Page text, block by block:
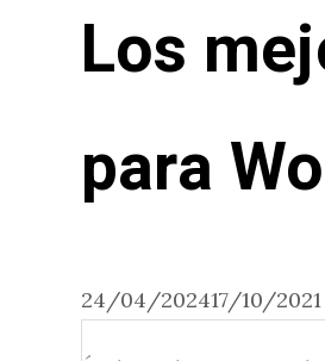
Los
para
24/04/202417/10/2021